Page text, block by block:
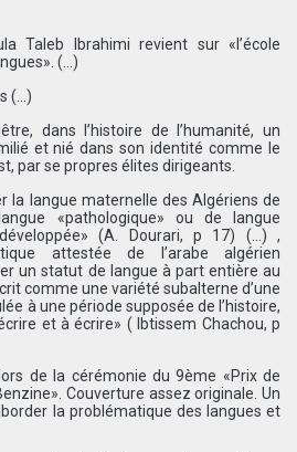
Taleb Ibrahimi revient sur «l’école
(…)
(…)
dans l’histoire de l’humanité, un
et nié dans son identité comme le
par se propres élites dirigeants.
la langue maternelle des Algériens de
«pathologique» ou de langue
(A. Dourari, p 17) (…) ,
attestée de l’arabe algérien
un statut de langue à part entière au
comme une variété subalterne d’une
à une période supposée de l’histoire,
et à écrire» ( Ibtissem Chachou, p
de la cérémonie du 9ème «Prix de
Couverture assez originale. Un
la problématique des langues et